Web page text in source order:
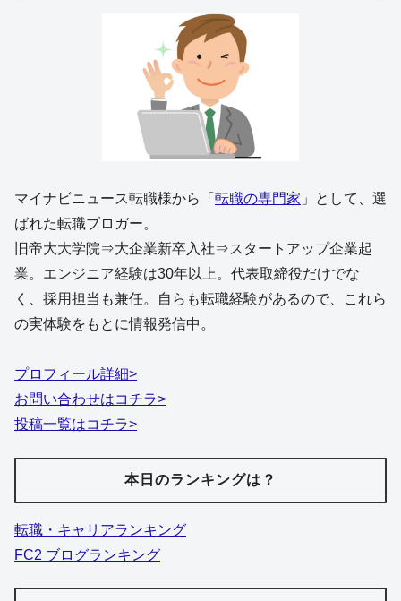
マイナビニュース転職様から「 転職の専門家 」として、選
ばれた転職ブロガー。
旧帝大大学院⇒大企業新卒入社⇒スタートアップ企業起
業。エンジニア経験は30年以上。代表取締役だけでな
く、採用担当も兼任。自らも転職経験があるので、これら
の実体験をもとに情報発信中。
プロフィール詳細>
お問い合わせはコチラ>
投稿一覧はコチラ>
本日のランキングは？
転職・キャリアランキング
FC2 ブログランキング